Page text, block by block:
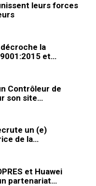
leurs forces
décroche la
et…
Contrôleur de
son site…
un (e)
de la…
et Huawei
partenariat…